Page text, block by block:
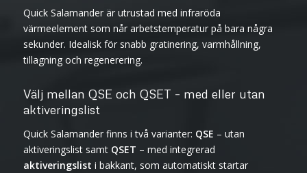
Quick Salamander är utrustad med infraröda
värmeelement som når arbetstemperatur på bara några
sekunder. Idealisk för snabb gratinering, varmhållning,
tillagning och regenerering.
Välj mellan QSE och QSET – med eller utan
aktiveringslist
Quick Salamander finns i två varianter: QSE – utan
aktiveringslist samt QSET – med integrerad
aktiveringslist i bakkant, som automatiskt startar